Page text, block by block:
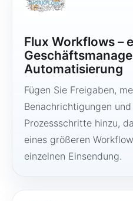
Flux Workflows –
Automatisierung
Fügen Sie Freigaben,
Benachrichtigungen
Prozessschritte hinzu,
eines größeren
einzelnen Einsendung.